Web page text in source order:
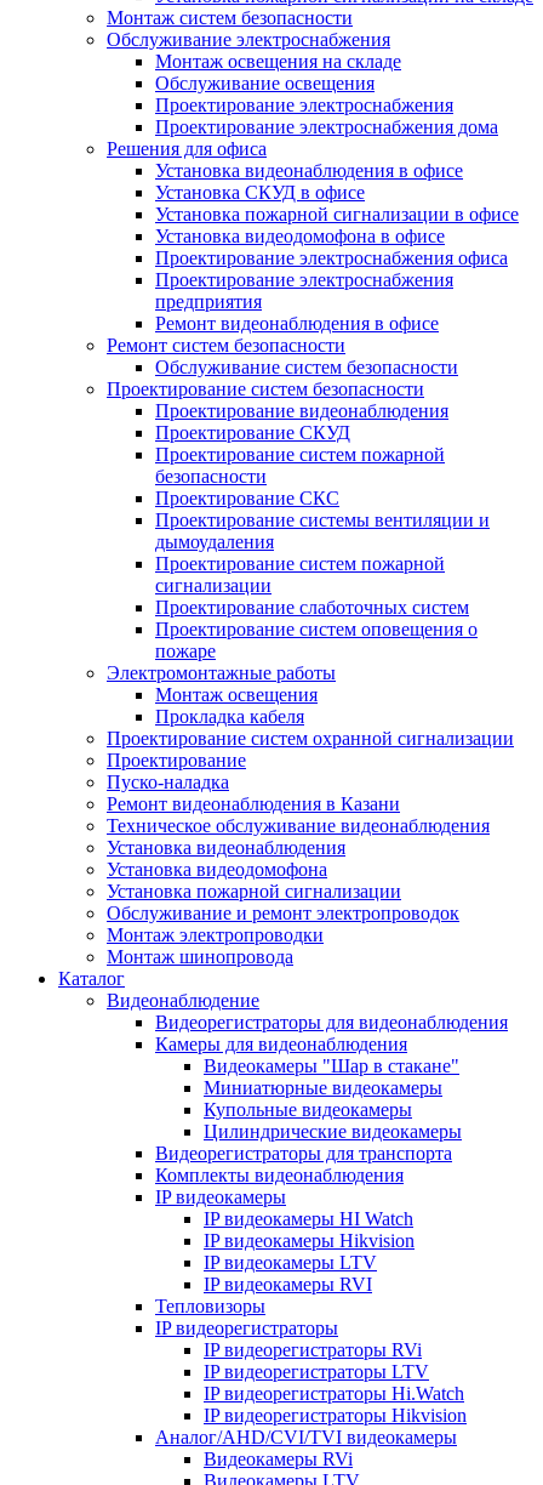
Монтаж систем безопасности
Обслуживание электроснабжения
Монтаж освещения на складе
Обслуживание освещения
Проектирование электроснабжения
Проектирование электроснабжения дома
Решения для офиса
Установка видеонаблюдения в офисе
Установка СКУД в офисе
Установка пожарной сигнализации в офисе
Установка видеодомофона в офисе
Проектирование электроснабжения офиса
Проектирование электроснабжения
предприятия
Ремонт видеонаблюдения в офисе
Ремонт систем безопасности
Обслуживание систем безопасности
Проектирование систем безопасности
Проектирование видеонаблюдения
Проектирование СКУД
Проектирование систем пожарной
безопасности
Проектирование СКС
Проектирование системы вентиляции и
дымоудаления
Проектирование систем пожарной
сигнализации
Проектирование слаботочных систем
Проектирование систем оповещения о
пожаре
Электромонтажные работы
Монтаж освещения
Прокладка кабеля
Проектирование систем охранной сигнализации
Проектирование
Пуско-наладка
Ремонт видеонаблюдения в Казани
Техническое обслуживание видеонаблюдения
Установка видеонаблюдения
Установка видеодомофона
Установка пожарной сигнализации
Обслуживание и ремонт электропроводок
Монтаж электропроводки
Монтаж шинопровода
Каталог
Видеонаблюдение
Видеорегистраторы для видеонаблюдения
Камеры для видеонаблюдения
Видеокамеры "Шар в стакане"
Миниатюрные видеокамеры
Купольные видеокамеры
Цилиндрические видеокамеры
Видеорегистраторы для транспорта
Комплекты видеонаблюдения
IP видеокамеры
IP видеокамеры HI Watch
IP видеокамеры Hikvision
IP видеокамеры LTV
IP видеокамеры RVI
Тепловизоры
IP видеорегистраторы
IP видеорегистраторы RVi
IP видеорегистраторы LTV
IP видеорегистраторы Hi.Watch
IP видеорегистраторы Hikvision
Аналог/AHD/CVI/TVI видеокамеры
Видеокамеры RVi
Видеокамеры LTV